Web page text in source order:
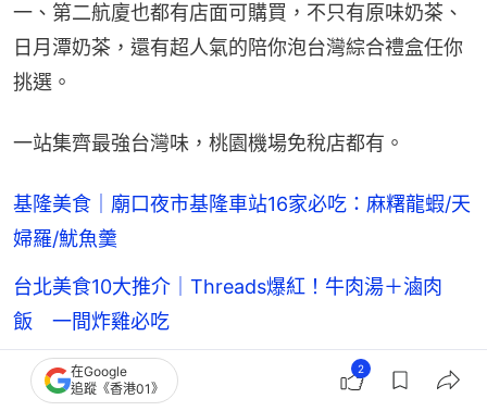
一、第二航廈也都有店面可購買，不只有原味奶茶、
日月潭奶茶，還有超人氣的陪你泡台灣綜合禮盒任你
挑選。
一站集齊最強台灣味，桃園機場免稅店都有。
基隆美食｜廟口夜市基隆車站16家必吃：麻糬龍蝦/天
婦羅/魷魚羹
台北美食10大推介｜Threads爆紅！牛肉湯＋滷肉
飯 一間炸雞必吃
台北車站周邊美食6家：米芝蓮泰菜/Cafe蛋糕/姥姥酸
菜魚｜附地址
在Google
追蹤《香港01》
2